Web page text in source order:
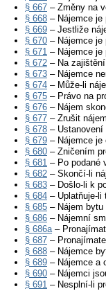
§ 667 – Změny na
§ 668 – Nájemce je
§ 669 – Jestliže
§ 670 – Nájemce je
§ 671 – Nájemce je
§ 672 – Na
§ 673 – Nájemce
§ 674 – Může-li
§ 675 – Právo na
§ 676 – Nájem
§ 677 – Zrušit
§ 678 –
§ 679 – Nájemce je
§ 680 – Zničením
§ 681 – Po podané
§ 682 – Skončí-li
§ 683 – Došlo-li k
§ 684 – Uplatňuje-
§ 685 – Nájem
§ 686 – Nájemní
§ 686a–
§ 687 –
§ 688 – Nájemce
§ 689 – Nájemce a
§ 690 – Nájemci
§ 691 – Nesplní-li